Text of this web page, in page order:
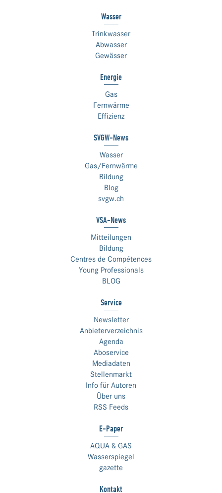
Wasser
Trinkwasser
Abwasser
Gewässer
Energie
Gas
Fernwärme
Effizienz
SVGW-News
Wasser
Gas/Fernwärme
Bildung
Blog
svgw.ch
VSA-News
Mitteilungen
Bildung
Centres de Compétences
Young Professionals
BLOG
Service
Newsletter
Anbieterverzeichnis
Agenda
Aboservice
Mediadaten
Stellenmarkt
Info für Autoren
Über uns
RSS Feeds
E-Paper
AQUA & GAS
Wasserspiegel
gazette
Kontakt